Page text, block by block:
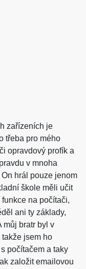
zařízeních je
třeba pro mého
opravdový profík a
v mnoha
hrál pouze jenom
škole měli učit
na počítači,
ani ty základy,
můj bratr byl v
jsem ho
počítačem a taky
založit emailovou